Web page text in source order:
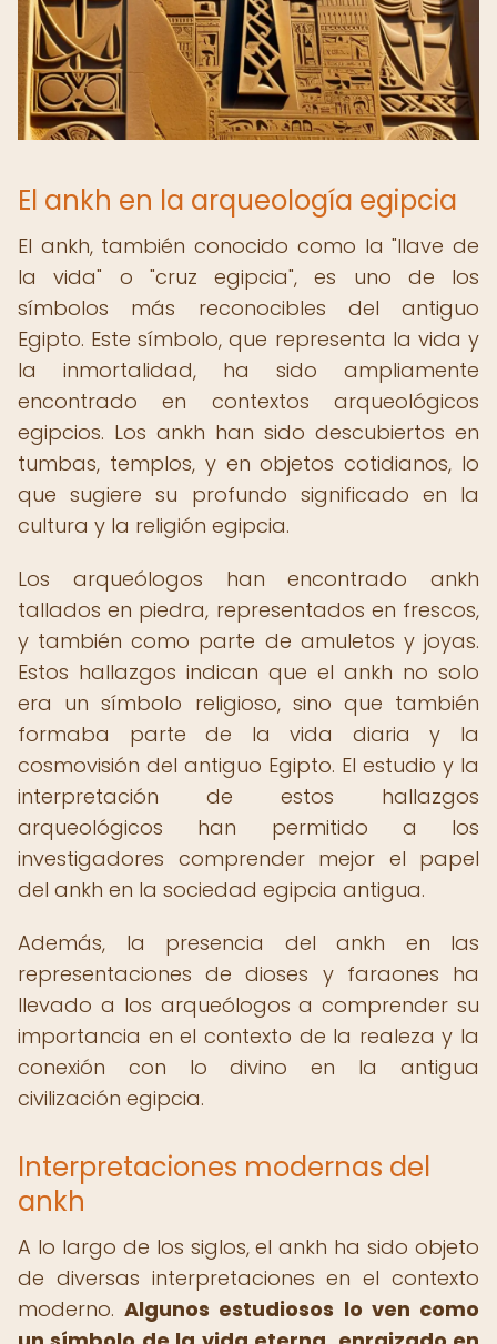
El ankh en la arqueología egipcia
El ankh, también conocido como la "llave de
la vida" o "cruz egipcia", es uno de los
símbolos más reconocibles del antiguo
Egipto. Este símbolo, que representa la vida y
la inmortalidad, ha sido ampliamente
encontrado en contextos arqueológicos
egipcios. Los ankh han sido descubiertos en
tumbas, templos, y en objetos cotidianos, lo
que sugiere su profundo significado en la
cultura y la religión egipcia.
Los arqueólogos han encontrado ankh
tallados en piedra, representados en frescos,
y también como parte de amuletos y joyas.
Estos hallazgos indican que el ankh no solo
era un símbolo religioso, sino que también
formaba parte de la vida diaria y la
cosmovisión del antiguo Egipto. El estudio y la
interpretación de estos hallazgos
arqueológicos han permitido a los
investigadores comprender mejor el papel
del ankh en la sociedad egipcia antigua.
Además, la presencia del ankh en las
representaciones de dioses y faraones ha
llevado a los arqueólogos a comprender su
importancia en el contexto de la realeza y la
conexión con lo divino en la antigua
civilización egipcia.
Interpretaciones modernas del
ankh
A lo largo de los siglos, el ankh ha sido objeto
de diversas interpretaciones en el contexto
moderno.Algunos estudiosos lo ven como